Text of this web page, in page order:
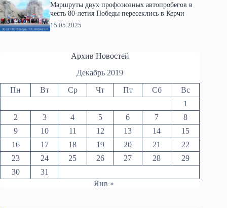
Маршруты двух профсоюзных автопробегов в
честь 80-летия Победы пересеклись в Керчи
15.05.2025
Архив Новостей
Декабрь 2019
Пн Вт Ср Чт Пт Сб
Вс
1
2
3 4 5 6 7
8
9
10 11 12 13 14
15
16
17 18 19 20 21
22
23
24 25 26 27 28
29
30
31
Янв »